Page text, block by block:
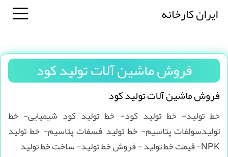
ایران کارخانه
فروش ماشین آلات تولید کود
فروش ماشین آلات تولید کود
خط تولید- خط تولید کود- خط تولید کود شیمیایی- خط
تولیدسولفات پتاسیم- خط تولید فسفات پتاسیم- خط تولید
NPK- قیمت خط تولید - فروش خط تولید- ساخت خط تولید